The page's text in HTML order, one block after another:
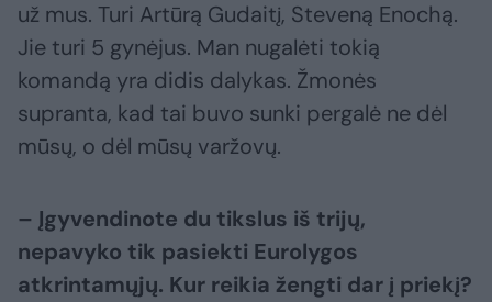
už mus. Turi Artūrą Gudaitį, Steveną Enochą.
Jie turi 5 gynėjus. Man nugalėti tokią
komandą yra didis dalykas. Žmonės
supranta, kad tai buvo sunki pergalė ne dėl
mūsų, o dėl mūsų varžovų.
– Įgyvendinote du tikslus iš trijų,
nepavyko tik pasiekti Eurolygos
atkrintamųjų. Kur reikia žengti dar į priekį?